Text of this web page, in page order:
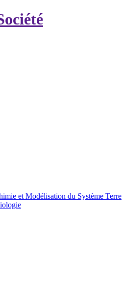
et Modélisation du Système Terre